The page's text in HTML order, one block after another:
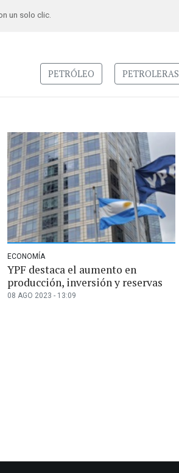
un solo clic.
PETRÓLEO PETROLERAS
ECONOMÍA
YPF destaca el aumento en
producción, inversión y reservas
08 AGO 2023 - 13:09